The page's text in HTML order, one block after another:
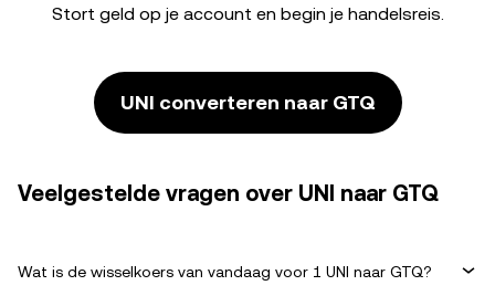
Stort geld op je account en begin je handelsreis.
UNI converteren naar GTQ
Veelgestelde vragen over UNI naar GTQ
Wat is de wisselkoers van vandaag voor 1 UNI naar GTQ?